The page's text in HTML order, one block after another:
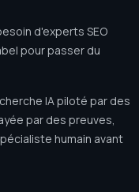
d'experts SEO
pour passer du
IA piloté par des
par des preuves,
humain avant